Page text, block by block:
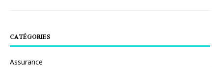
CATÉGORIES
Assurance